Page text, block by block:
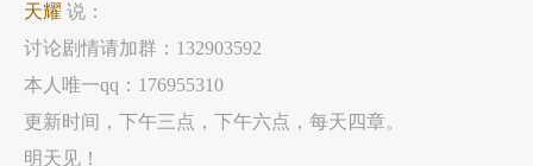
天耀 说：
讨论剧情请加群：132903592
本人唯一qq：176955310
更新时间，下午三点，下午六点，每天四章。
明天见！